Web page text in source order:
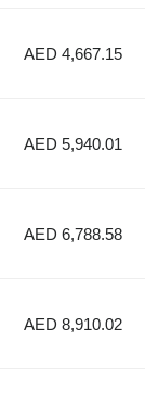
AED 4,667.15
AED 5,940.01
AED 6,788.58
AED 8,910.02